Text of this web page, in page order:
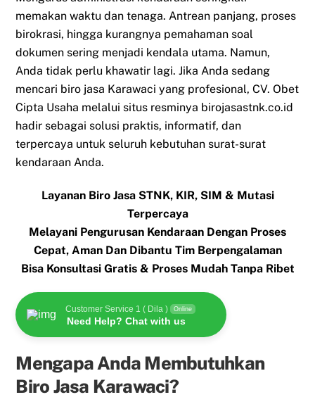
memakan waktu dan tenaga. Antrean panjang, proses
birokrasi, hingga kurangnya pemahaman soal
dokumen sering menjadi kendala utama. Namun,
Anda tidak perlu khawatir lagi. Jika Anda sedang
mencari biro jasa Karawaci yang profesional, CV. Obet
Cipta Usaha melalui situs resminya birojasastnk.co.id
hadir sebagai solusi praktis, informatif, dan
terpercaya untuk seluruh kebutuhan surat-surat
kendaraan Anda.
Layanan Biro Jasa STNK, KIR, SIM & Mutasi
Terpercaya
Melayani Pengurusan Kendaraan Dengan Proses
Cepat, Aman Dan Dibantu Tim Berpengalaman
Bisa Konsultasi Gratis & Proses Mudah Tanpa Ribet
Customer Service 1 ( Dila ) Online
Need Help? Chat with us
Mengapa Anda Membutuhkan
Biro Jasa Karawaci?